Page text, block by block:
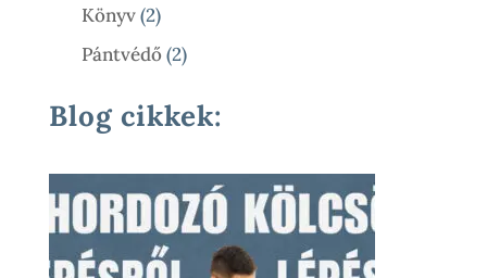
Könyv 22
Termék
Pántvédő 22
Blog cikkek: